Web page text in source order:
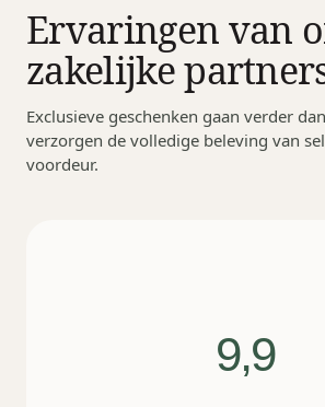
Ervaringen van
zakelijke
Exclusieve geschenken gaan verder
verzorgen de volledige beleving van
voordeur.
9,9